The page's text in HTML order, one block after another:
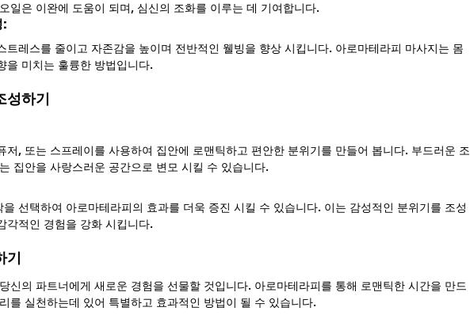
일은 이완에 도움이 되며, 심신의 조화를 이루는 데 기여합니다.
:
트레스를 줄이고 자존감을 높이며 전반적인 웰빙을 향상 시킵니다. 아로마테라피 마사지는 몸
을 미치는 훌륭한 방법입니다.
성하기
저, 또는 스프레이를 사용하여 집안에 로맨틱하고 편안한 분위기를 만들어 봅니다. 부드러운 조
집안을 사랑스러운 공간으로 변모 시킬 수 있습니다.
선택하여 아로마테라피의 효과를 더욱 증진 시킬 수 있습니다. 이는 감성적인 분위기를 조성
각적인 경험을 강화 시킵니다.
기
신의 파트너에게 새로운 경험을 선물할 것입니다. 아로마테라피를 통해 로맨틱한 시간을 만드
를 실천하는데 있어 특별하고 효과적인 방법이 될 수 있습니다.